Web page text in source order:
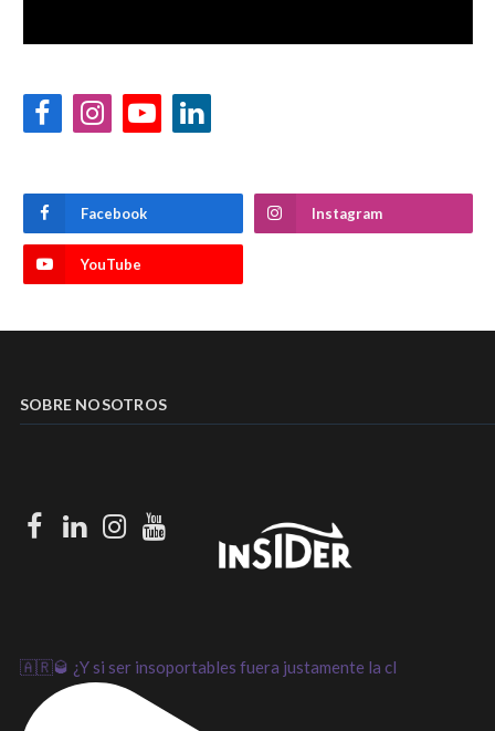
FacebookInstagramYouTubeLinkedIn
Facebook Instagram
YouTube
SOBRE NOSOTROS
Facebook
LinkedIn
Instagram
Youtube
🇦🇷🥃 ¿Y si ser insoportables fuera justamente la cl